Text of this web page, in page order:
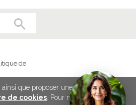
de
Paris
que proposer une meilleure
de cookies . Pour modifier vos